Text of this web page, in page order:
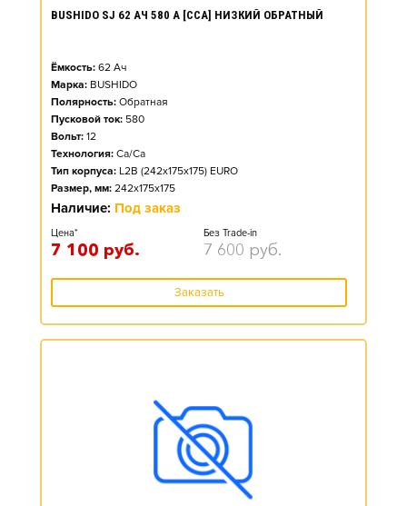
BUSHIDO SJ 62 АЧ 580 А [CCA] НИЗКИЙ ОБРАТНЫЙ
Ёмкость: 62 Ач
Марка: BUSHIDO
Полярность: Обратная
Пусковой ток: 580
Вольт: 12
Технология: Ca/Ca
Тип корпуса: L2B (242x175x175) EURO
Размер, мм: 242x175x175
Наличие: Под заказ
Цена*
7 100 руб.
Без Trade-in
7 600 руб.
Заказать